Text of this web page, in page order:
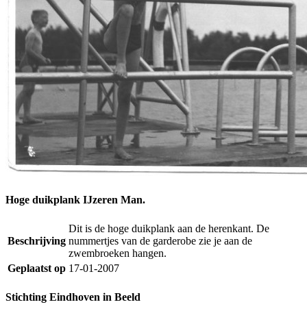
Hoge duikplank IJzeren Man.
Beschrijving
Dit is de hoge duikplank aan de herenkant. De
nummertjes van de garderobe zie je aan de
zwembroeken hangen.
Geplaatst op 17-01-2007
Stichting Eindhoven in Beeld